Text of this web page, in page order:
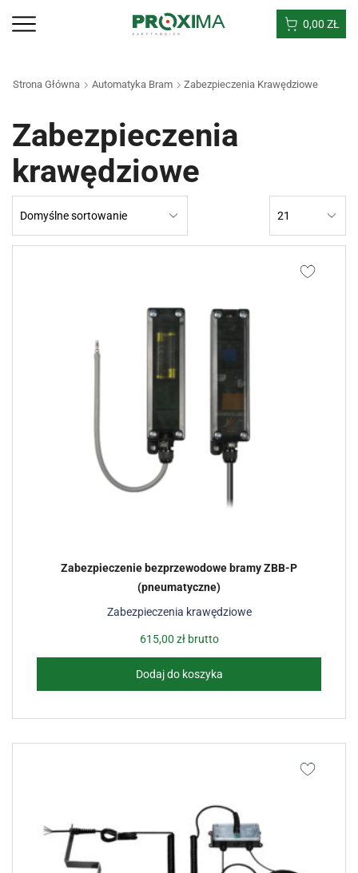
0,00 ZŁ
Strona Główna Automatyka Bram Zabezpieczenia Krawędziowe
Zabezpieczenia
krawędziowe
Zabezpieczenia krawędziowe
Zabezpieczenie bezprzewodowe bramy ZBB-P
(pneumatyczne)
615,00 złbrutto
Dodaj do koszyka